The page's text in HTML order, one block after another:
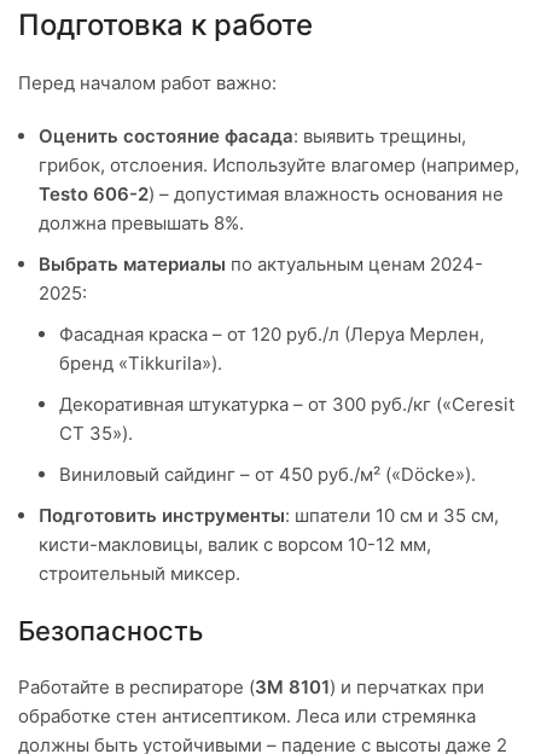
Подготовка к работе
Перед началом работ важно:
Оценить состояние фасада: выявить трещины,
грибок, отслоения. Используйте влагомер (например,
Testo 606-2) – допустимая влажность основания не
должна превышать 8%.
Выбрать материалы по актуальным ценам 2024-
2025:
Фасадная краска – от 120 руб./л (Леруа Мерлен,
бренд «Tikkurila»).
Декоративная штукатурка – от 300 руб./кг («Ceresit
CT 35»).
Виниловый сайдинг – от 450 руб./м² («Döcke»).
Подготовить инструменты: шпатели 10 см и 35 см,
кисти-макловицы, валик с ворсом 10-12 мм,
строительный миксер.
Безопасность
Работайте в респираторе (3M 8101) и перчатках при
обработке стен антисептиком. Леса или стремянка
должны быть устойчивыми – падение с высоты даже 2